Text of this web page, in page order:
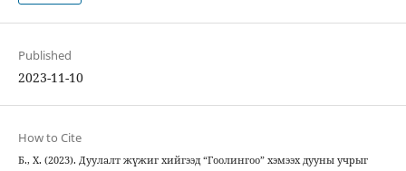
Published
2023-11-10
How to Cite
Б., Х. (2023). Дуулалт жүжиг хийгээд “Гоолингоо” хэмээх дууны учрыг